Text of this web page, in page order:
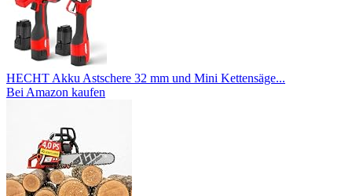
HECHT Akku Astschere 32 mm und Mini Kettensäge...
Bei Amazon kaufen